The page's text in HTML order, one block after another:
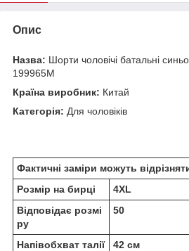
Опис
Назва: Шорти чоловічі батальні
199965M
Країна виробник: Китай
Категорія: Для чоловіків
Фактичні заміри можуть
Розмір на бирці
4XL
Відповідає розмі
ру
50
Напівобхват талії
42 см